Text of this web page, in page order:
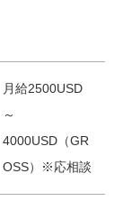
月給2500USD
～
4000USD（GR
OSS）※応相談